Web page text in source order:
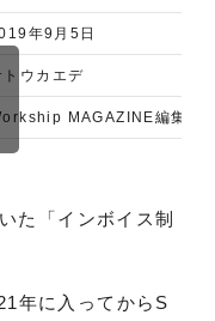
年9月5日
トウカエデ
MAGAZINE編集部
た「インボイス制
年に入ってからS